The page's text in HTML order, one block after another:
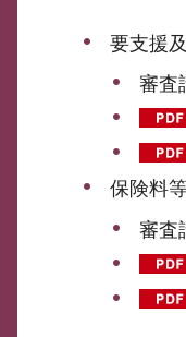
要支援
審査
保険料
審